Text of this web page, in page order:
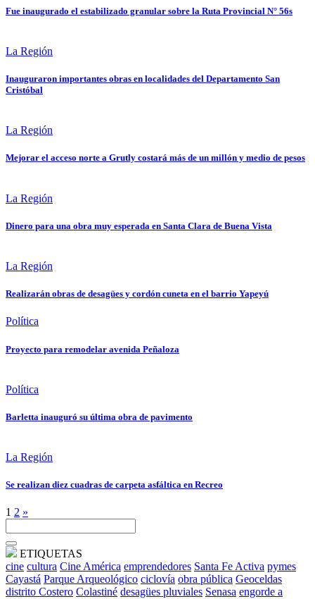
Fue inaugurado el estabilizado granular sobre la Ruta Provincial N° 56s
La Región
Inauguraron importantes obras en localidades del Departamento San
Cristóbal
La Región
Mejorar el acceso norte a Grutly costará más de un millón y medio de pesos
La Región
Dinero para una obra muy esperada en Santa Clara de Buena Vista
La Región
Realizarán obras de desagües y cordón cuneta en el barrio Yapeyú
Política
Proyecto para remodelar avenida Peñaloza
Política
Barletta inauguró su última obra de pavimento
La Región
Se realizan diez cuadras de carpeta asfáltica en Recreo
1 2 »
ETIQUETAS
cine cultura Cine América emprendedores Santa Fe Activa pymes
Cayastá Parque Arqueológico ciclovía obra pública Geoceldas
distrito Costero Colastiné desagües pluviales Senasa engorde a